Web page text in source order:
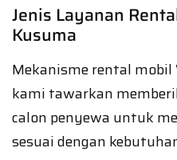
Jenis Layanan
Kusuma
Mekanisme rental
kami tawarkan
calon penyewa untuk
sesuai dengan